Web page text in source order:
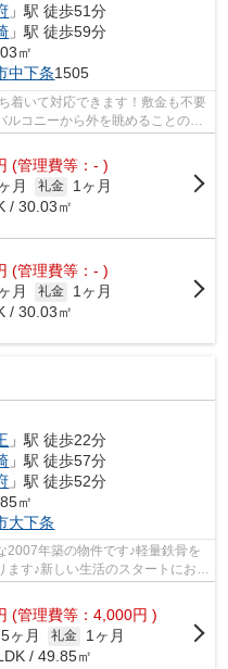
」駅 徒歩51分
」駅 徒歩59分
㎡
中下条1505
着いて対応できます！敷金も不要
コニーから外を眺めることの出
(管理費等：- )
月 礼金
1ヶ月
/ 30.03㎡
(管理費等：- )
月 礼金
1ヶ月
/ 30.03㎡
」駅 徒歩22分
」駅 徒歩57分
」駅 徒歩52分
㎡
大下条
2007年築の物件です♪軽量鉄骨を
す♪新しい生活のスタートにおす
(管理費等：4,000円 )
ヶ月 礼金
1ヶ月
/ 49.85㎡